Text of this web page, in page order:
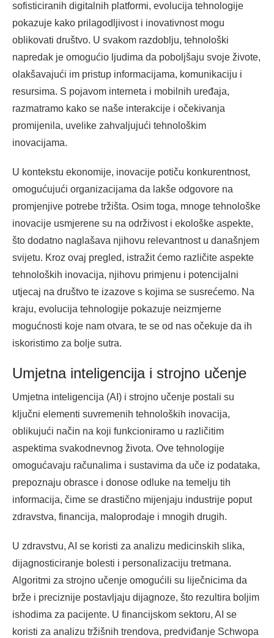
sofisticiranih digitalnih platformi, evolucija tehnologije
pokazuje kako prilagodljivost i inovativnost mogu
oblikovati društvo. U svakom razdoblju, tehnološki
napredak je omogućio ljudima da poboljšaju svoje živote,
olakšavajući im pristup informacijama, komunikaciju i
resursima. S pojavom interneta i mobilnih uređaja,
razmatramo kako se naše interakcije i očekivanja
promijenila, uvelike zahvaljujući tehnološkim
inovacijama.
U kontekstu ekonomije, inovacije potiču konkurentnost,
omogućujući organizacijama da lakše odgovore na
promjenjive potrebe tržišta. Osim toga, mnoge tehnološke
inovacije usmjerene su na održivost i ekološke aspekte,
što dodatno naglašava njihovu relevantnost u današnjem
svijetu. Kroz ovaj pregled, istražit ćemo različite aspekte
tehnoloških inovacija, njihovu primjenu i potencijalni
utjecaj na društvo te izazove s kojima se susrećemo. Na
kraju, evolucija tehnologije pokazuje neizmjerne
mogućnosti koje nam otvara, te se od nas očekuje da ih
iskoristimo za bolje sutra.
Umjetna inteligencija i strojno učenje
Umjetna inteligencija (AI) i strojno učenje postali su
ključni elementi suvremenih tehnoloških inovacija,
oblikujući način na koji funkcioniramo u različitim
aspektima svakodnevnog života. Ove tehnologije
omogućavaju računalima i sustavima da uče iz podataka,
prepoznaju obrasce i donose odluke na temelju tih
informacija, čime se drastično mijenjaju industrije poput
zdravstva, financija, maloprodaje i mnogih drugih.
U zdravstvu, AI se koristi za analizu medicinskih slika,
dijagnosticiranje bolesti i personalizaciju tretmana.
Algoritmi za strojno učenje omogućili su liječnicima da
brže i preciznije postavljaju dijagnoze, što rezultira boljim
ishodima za pacijente. U financijskom sektoru, AI se
koristi za analizu tržišnih trendova, predviđanje Schwopa